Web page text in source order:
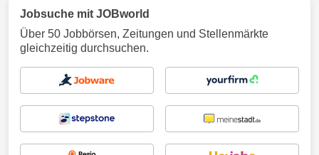
Jobsuche mit JOBworld
Über 50 Jobbörsen, Zeitungen und Stellenmärkte
gleichzeitig durchsuchen.